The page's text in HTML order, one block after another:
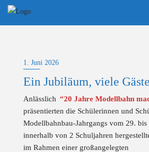
Skip
1. Juni 2026
Ein Jubiläum, viele
Anlässlich “20 Jahre Modellbahn
präsentierten die Schülerinnen und
Modellbahnbau-Jahrgangs vom 29.
innerhalb von 2 Schuljahren
im Rahmen einer großangelegten